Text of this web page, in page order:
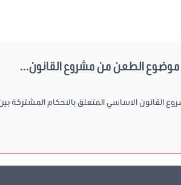
حول الفصول 11و24 و33 موضوع الطعن من مشروع القانون الاساسي المتعلق